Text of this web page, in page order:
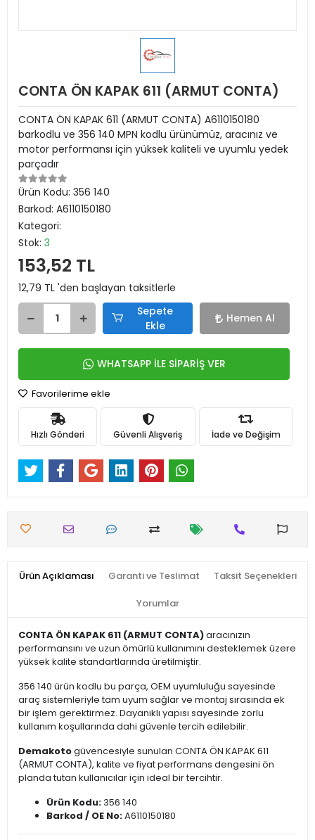
CONTA ÖN KAPAK 611 (ARMUT CONTA)
CONTA ÖN KAPAK 611 (ARMUT CONTA) A6110150180
barkodlu ve 356 140 MPN kodlu ürünümüz, aracınız ve
motor performansı için yüksek kaliteli ve uyumlu yedek
parçadır
Ürün Kodu: 356 140
Barkod: A6110150180
Kategori:
Stok: 3
153,52 TL
12,79 TL 'den başlayan taksitlerle
Sepete
Ekle
Hemen Al
WHATSAPP İLE SİPARİŞ VER
Favorilerime ekle
Hızlı Gönderi Güvenli Alışveriş İade ve Değişim
Ürün Açıklaması Garanti ve Teslimat Taksit Seçenekleri
Yorumlar
CONTA ÖN KAPAK 611 (ARMUT CONTA)aracınızın
performansını ve uzun ömürlü kullanımını desteklemek üzere
yüksek kalite standartlarında üretilmiştir.
356 140 ürün kodlu bu parça, OEM uyumluluğu sayesinde
araç sistemleriyle tam uyum sağlar ve montaj sırasında ek
bir işlem gerektirmez. Dayanıklı yapısı sayesinde zorlu
kullanım koşullarında dahi güvenle tercih edilebilir.
Demakotogüvencesiyle sunulan CONTA ÖN KAPAK 611
(ARMUT CONTA), kalite ve fiyat performans dengesini ön
planda tutan kullanıcılar için ideal bir tercihtir.
Ürün Kodu:356 140
Barkod / OE No:A6110150180